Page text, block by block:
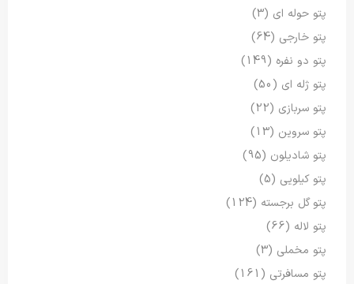
پتو حوله ای (3)
پتو خارجی (64)
پتو دو نفره (149)
پتو ژله ای (50)
پتو سربازی (22)
پتو سروین (13)
پتو شادیلون (95)
پتو کیلویی (5)
پتو گل برجسته (124)
پتو لاله (66)
پتو مخملی (3)
پتو مسافرتی (161)